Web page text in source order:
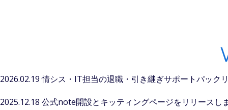
2026.02.19 情シス・IT担当の退職・引き継ぎサポートパック
2025.12.18 公式note開設とキッティングページをリリースし